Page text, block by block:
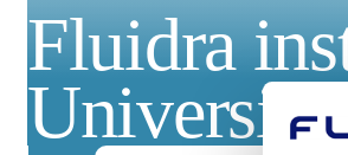
Fluidra